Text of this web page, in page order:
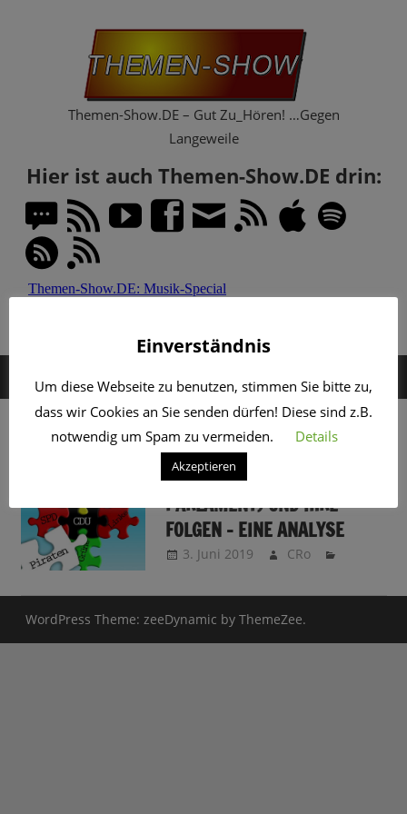
Themen-Show.DE – Gut Zu_Hören! …Gegen
Langeweile
Hier ist auch Themen-Show.DE drin:
MENÜ
SCHLAGWORT:REZO
DIE EUROPAWAHL (EU-
PARLAMENT) UND IHRE
FOLGEN – EINE ANALYSE
3. Juni 2019 CRo
WordPress Theme: zeeDynamic by ThemeZee.
Einverständnis
Um diese Webseite zu benutzen, stimmen Sie bitte zu,
dass wir Cookies an Sie senden dürfen! Diese sind z.B.
notwendig um Spam zu vermeiden.
Details
Akzeptieren